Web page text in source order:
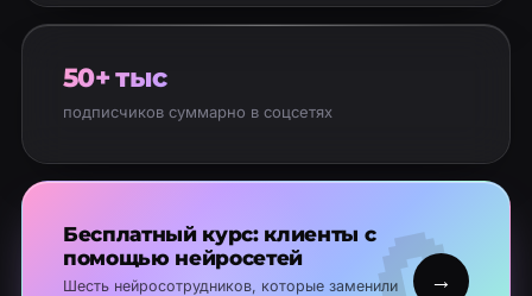
50+ тыс
подписчиков суммарно в соцсетях
Бесплатный курс: клиенты с
помощью нейросетей
Шесть нейросотрудников, которые заменили
→